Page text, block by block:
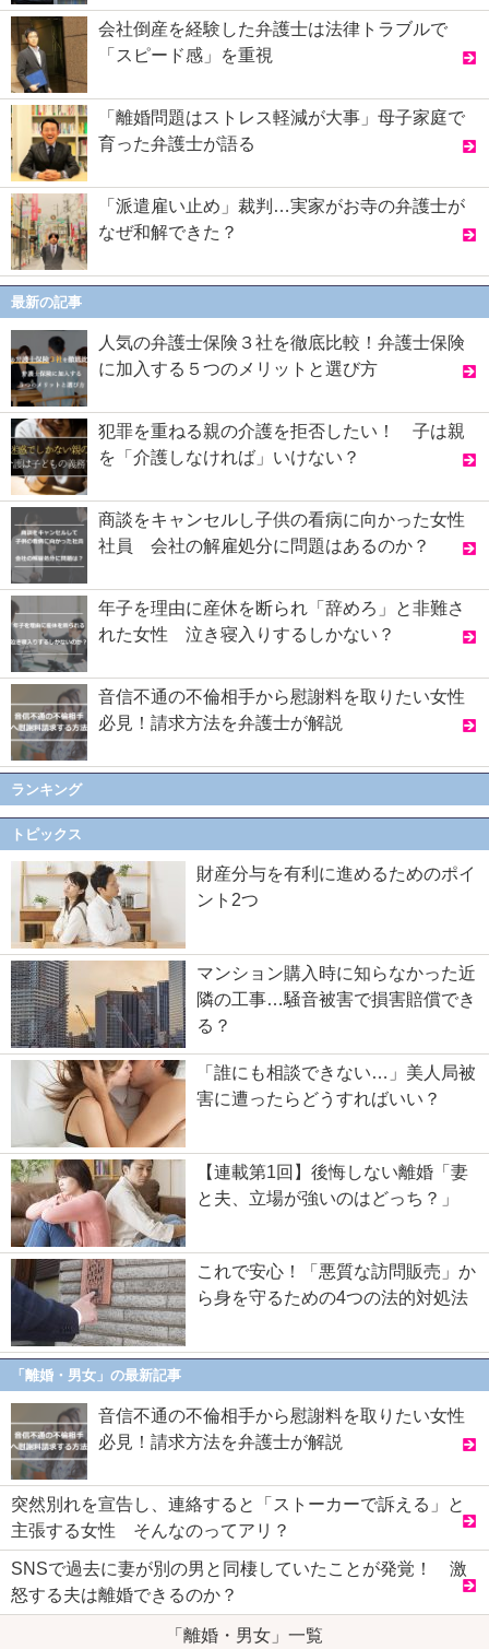
会社倒産を経験した弁護士は法律トラブルで
「スピード感」を重視
「離婚問題はストレス軽減が大事」母子家庭で
育った弁護士が語る
「派遣雇い止め」裁判…実家がお寺の弁護士が
なぜ和解できた？
最新の記事
人気の弁護士保険３社を徹底比較！弁護士保険
に加入する５つのメリットと選び方
犯罪を重ねる親の介護を拒否したい！ 子は親
を「介護しなければ」いけない？
商談をキャンセルし子供の看病に向かった女性
社員 会社の解雇処分に問題はあるのか？
年子を理由に産休を断られ「辞めろ」と非難さ
れた女性 泣き寝入りするしかない？
音信不通の不倫相手から慰謝料を取りたい女性
必見！請求方法を弁護士が解説
ランキング
トピックス
財産分与を有利に進めるためのポイ
ント2つ
マンション購入時に知らなかった近
隣の工事…騒音被害で損害賠償でき
る？
「誰にも相談できない…」美人局被
害に遭ったらどうすればいい？
【連載第1回】後悔しない離婚「妻
と夫、立場が強いのはどっち？」
これで安心！「悪質な訪問販売」か
ら身を守るための4つの法的対処法
「離婚・男女」の最新記事
音信不通の不倫相手から慰謝料を取りたい女性
必見！請求方法を弁護士が解説
突然別れを宣告し、連絡すると「ストーカーで訴える」と
主張する女性 そんなのってアリ？
SNSで過去に妻が別の男と同棲していたことが発覚！ 激
怒する夫は離婚できるのか？
「離婚・男女」一覧